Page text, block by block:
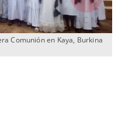
Comunión en Kaya, Burkina